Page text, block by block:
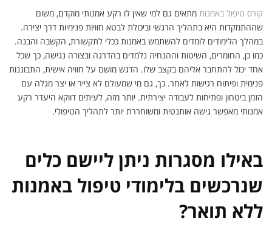
קורס טיפול באמנות מתאים גם למי שאין לו רקע אמנותי מוקדם, משום
שההתמקדות היא בתהליך הרגשי וביכולת לבטא חוויות פנימיות דרך יצירה.
במהלך הלימודים לומדים להשתמש באמנות ככלי לתקשורת, הקשבה והבנה.
כמו כן, החומרים, השיטות וההנחיה נלמדים בהדרגה ובצורה נגישה, כך שכל
אחד יכול להתחבר אליהם בקצב שלו. הדגש מושם על חוויה אישית, התבוננות
פנימית ופיתוח רגישות לאחר. כך, גם מי שמעולם לא צייר או יצר מגלה עם
הזמן ביטחון ופתיחות לעבודה יצירתית. יותר מזה, לעיתים דווקא היעדר רקע
אמנותי מאפשר גישה אותנטית ומשוחררת יותר לתהליך הטיפולי.
באילו מסגרות ניתן ליישם כלים
שנרכשים בלימודי טיפול באמנות
ללא תואר?